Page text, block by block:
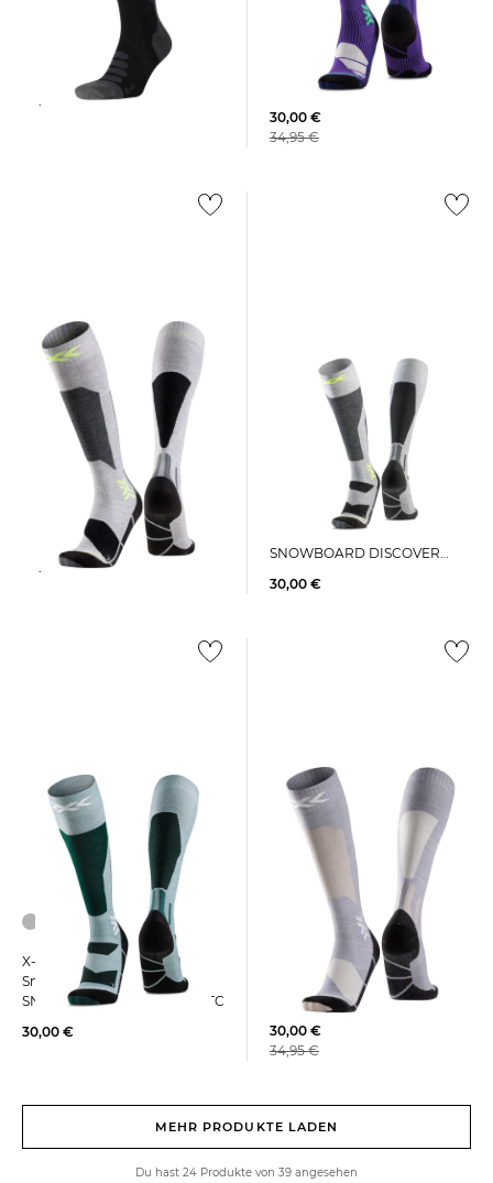
SKI SILK MERINO 4.0
Skistrümpfe SKI PERFORM
30,00 €
34,95 €
+1
DISCOVER OTC
30,00 €
+2
Snowboardsocken
SNOWBOARD DISCOVER
30,00 €
+2
X-Socks | Ski- und
Snowboardsocken
SNOWBOARD DISCOVER OTC
30,00 €
+1
Merinowolle SKI DISCOVER
MERINO OTC
30,00 €
34,95 €
MEHR PRODUKTE LADEN
Du hast 24 Produkte von 39 angesehen